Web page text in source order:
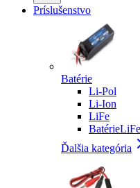
Príslušenstvo
Batérie
Li-Pol
Li-Ion
LiFe
Ďalšia kategória